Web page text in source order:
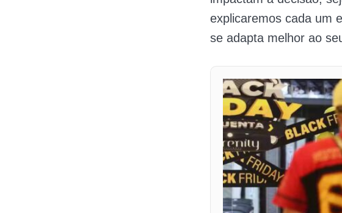
explicaremos cada um
se adapta melhor ao